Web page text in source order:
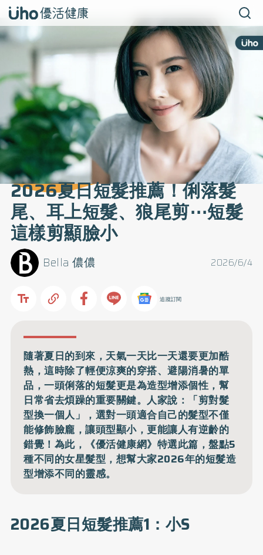
2026夏日短髮推薦！俐落髮
尾、耳上短髮、狼尾剪⋯短髮
這樣剪顯臉小
2026/6/4
Bella 儂儂
追蹤訂閱
隨著夏日的到來，天氣一天比一天還要更加酷
熱，這時除了輕便涼爽的穿搭、避陽消暑的單
品，一頭俐落的短髮更是為造型增添個性，幫
日常省去煩躁的重要關鍵。人家說：「剪對髮
型換一個人」，選對一頭適合自己的髮型不僅
能修飾臉龐，讓頭型顯小，更能讓人有逆齡的
錯覺！為此，《優活健康網》特選此篇，盤點5
種不同的女星髮型，想幫大家2026年的短髮造
型增添不同的靈感。
2026夏日短髮推薦1：小S